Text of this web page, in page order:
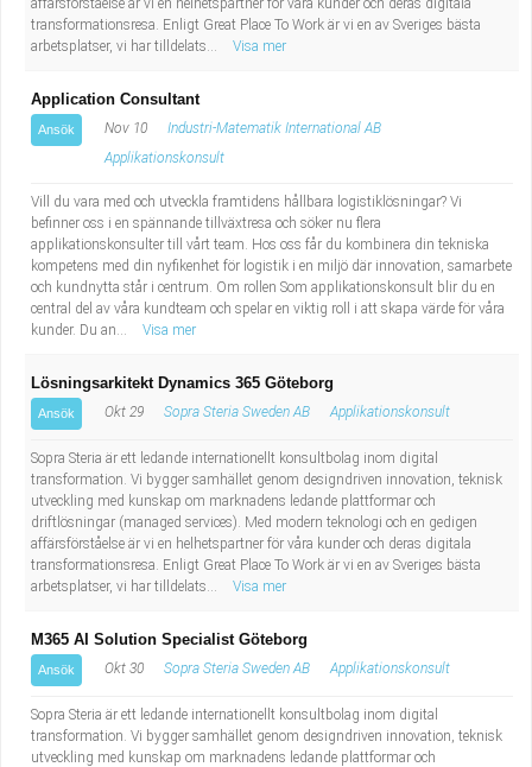
affärsförståelse är vi en helhetspartner för våra kunder och deras digitala
transformationsresa. Enligt Great Place To Work är vi en av Sveriges bästa
arbetsplatser, vi har tilldelats...
Visa mer
Application Consultant
Ansök Nov 10
Industri-Matematik International AB
Applikationskonsult
Vill du vara med och utveckla framtidens hållbara logistiklösningar? Vi
befinner oss i en spännande tillväxtresa och söker nu flera
applikationskonsulter till vårt team. Hos oss får du kombinera din tekniska
kompetens med din nyfikenhet för logistik i en miljö där innovation, samarbete
och kundnytta står i centrum. Om rollen Som applikationskonsult blir du en
central del av våra kundteam och spelar en viktig roll i att skapa värde för våra
kunder. Du an...
Visa mer
Lösningsarkitekt Dynamics 365 Göteborg
Ansök Okt 29 Sopra Steria Sweden AB Applikationskonsult
Sopra Steria är ett ledande internationellt konsultbolag inom digital
transformation. Vi bygger samhället genom designdriven innovation, teknisk
utveckling med kunskap om marknadens ledande plattformar och
driftlösningar (managed services). Med modern teknologi och en gedigen
affärsförståelse är vi en helhetspartner för våra kunder och deras digitala
transformationsresa. Enligt Great Place To Work är vi en av Sveriges bästa
arbetsplatser, vi har tilldelats...
Visa mer
M365 AI Solution Specialist Göteborg
Ansök Okt 30 Sopra Steria Sweden AB Applikationskonsult
Sopra Steria är ett ledande internationellt konsultbolag inom digital
transformation. Vi bygger samhället genom designdriven innovation, teknisk
utveckling med kunskap om marknadens ledande plattformar och